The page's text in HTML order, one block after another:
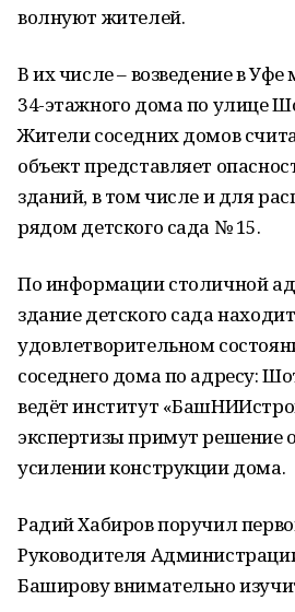
волнуют жителей.
В их числе – возведение в
34-этажного дома по улице
Жители соседних домов
объект представляет
зданий, в том числе и для
рядом детского сада № 15.
По информации столичной
здание детского сада
удовлетворительном
соседнего дома по адресу:
ведёт институт
экспертизы примут решение
усилении конструкции дома.
Радий Хабиров поручил
Руководителя
Баширову внимательно